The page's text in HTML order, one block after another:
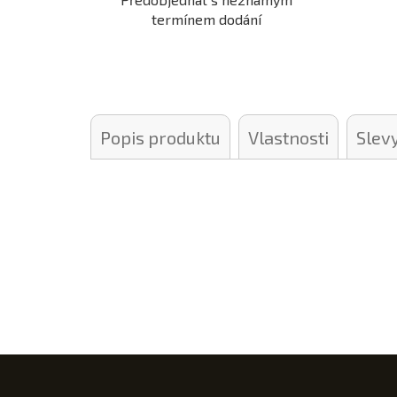
termínem dodání
Popis produktu Vlastnosti